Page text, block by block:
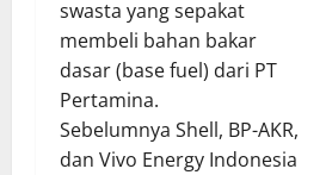
swasta yang sepakat
membeli bahan bakar
dasar (base fuel) dari PT
Pertamina.
Sebelumnya Shell, BP-AKR,
dan Vivo Energy Indonesia